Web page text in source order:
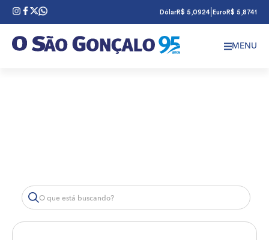
DólarR$ 5,0924 Euro R$ 5,8741
MENU